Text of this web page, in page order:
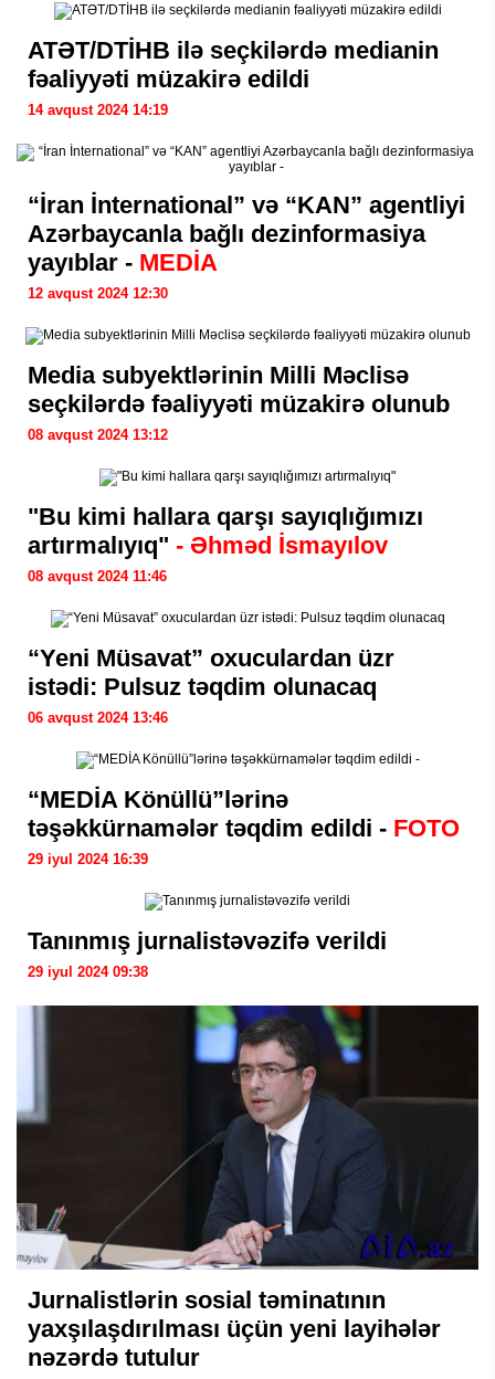
ATƏT/DTİHB ilə seçkilərdə medianin
fəaliyyəti müzakirə edildi
14 avqust 2024 14:19
“İran İnternational” və “KAN” agentliyi
Azərbaycanla bağlı dezinformasiya
yayıblar - MEDİA
12 avqust 2024 12:30
Media subyektlərinin Milli Məclisə
seçkilərdə fəaliyyəti müzakirə olunub
08 avqust 2024 13:12
"Bu kimi hallara qarşı sayıqlığımızı
artırmalıyıq" - Əhməd İsmayılov
08 avqust 2024 11:46
“Yeni Müsavat” oxuculardan üzr
istədi: Pulsuz təqdim olunacaq
06 avqust 2024 13:46
“MEDİA Könüllü”lərinə
təşəkkürnamələr təqdim edildi - FOTO
29 iyul 2024 16:39
Tanınmış jurnalistəvəzifə verildi
29 iyul 2024 09:38
Jurnalistlərin sosial təminatının
yaxşılaşdırılması üçün yeni layihələr
nəzərdə tutulur